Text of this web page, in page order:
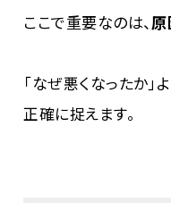
ここで重要なのは、原
「なぜ悪くなったか」
正確に捉えます。